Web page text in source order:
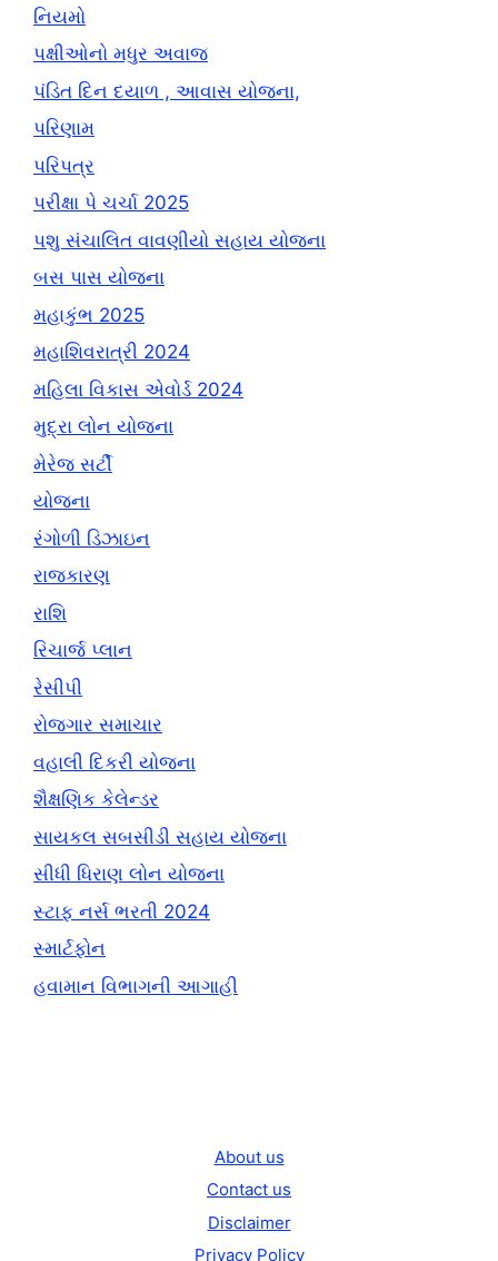
નિયમો
પક્ષીઓનો મધુર અવાજ
પંડિત દિન દયાળ , આવાસ યોજના,
પરિણામ
પરિપત્ર
પરીક્ષા પે ચર્ચા 2025
પશુ સંચાલિત વાવણીયો સહાય યોજના
બસ પાસ યોજના
મહાકુંભ 2025
મહાશિવરાત્રી 2024
મહિલા વિકાસ એવોર્ડ 2024
મુદ્રા લોન યોજના
મેરેજ સર્ટી
યોજના
રંગોળી ડિઝાઇન
રાજકારણ
રાશિ
રિચાર્જ પ્લાન
રેસીપી
રોજગાર સમાચાર
વહાલી દિકરી યોજના
શૈક્ષણિક કેલેન્ડર
સાયકલ સબસીડી સહાય યોજના
સીધી ધિરાણ લોન યોજના
સ્ટાફ નર્સ ભરતી 2024
સ્માર્ટફોન
હવામાન વિભાગની આગાહી
About us
Contact us
Disclaimer
Privacy Policy